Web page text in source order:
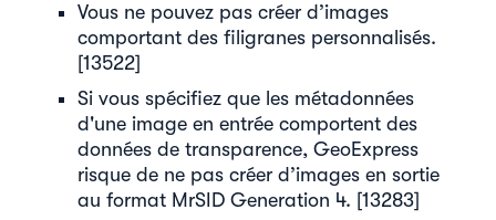
Vous ne pouvez pas créer d’images
comportant des filigranes personnalisés.
[13522]
Si vous spécifiez que les métadonnées
d'une image en entrée comportent des
données de transparence, GeoExpress
risque de ne pas créer d’images en sortie
au format MrSID Generation 4. [13283]